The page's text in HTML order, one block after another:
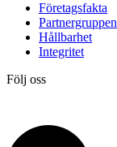
Företagsfakta
Partnergruppen
Hållbarhet
Integritet
Följ oss